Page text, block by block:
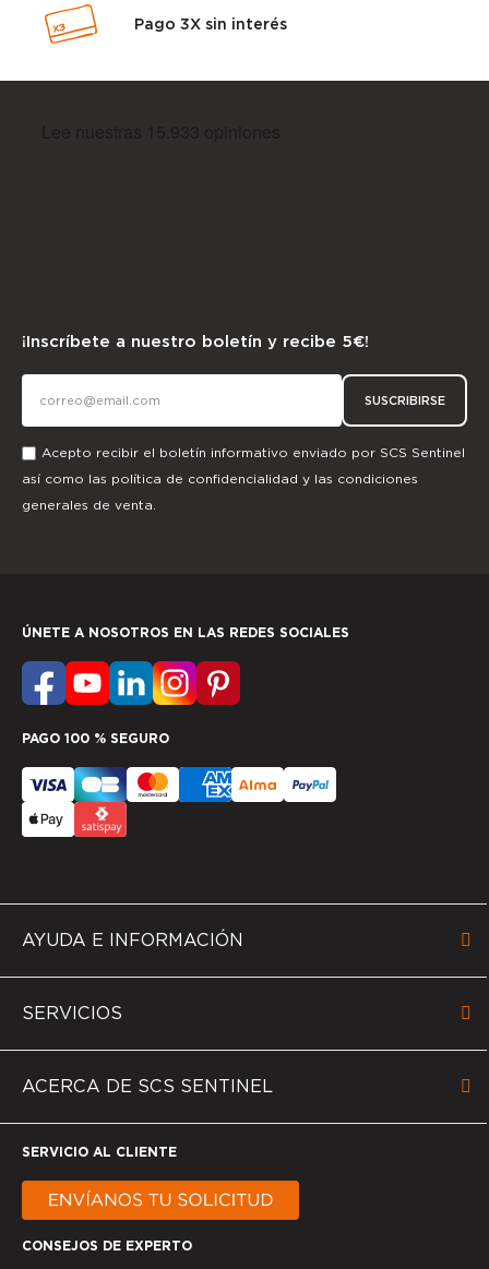
Pago 3X sin interés
¡Inscríbete a nuestro boletín y recibe 5€!
SUSCRIBIRSE
Acepto recibir el boletín informativo enviado por SCS Sentinel
así como las política de confidencialidad y las condiciones
generales de venta.
AYUDA E INFORMACIÓN
SERVICIOS
ACERCA DE SCS SENTINEL
SERVICIO AL CLIENTE
CONSEJOS DE EXPERTO
ÚNETE A NOSOTROS EN LAS REDES SOCIALES
PAGO 100 % SEGURO